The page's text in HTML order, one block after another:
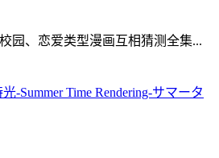
园、恋爱类型漫画互相猜测全集...